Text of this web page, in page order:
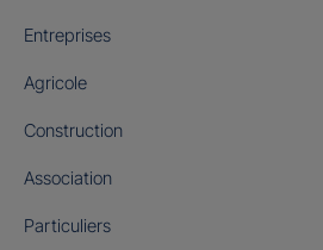
Entreprises
Agricole
Construction
Association
Particuliers